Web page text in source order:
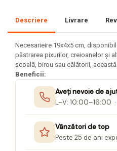
Pensule cu rezervor
Pensule scolare bucata
Pensule scolare set
Lipiciuri
Foarfece pentru copii
Hartie Creponata, Hartie
Descriere Livrare
Necesarieire 19x4x5 cm,
păstrarea pixurilor, creioanelor și
școală, birou sau călătorii,
Beneficii:
Aveți nevoie de
L–V: 10:00–16:00 ·
Vânzători de top
Peste 25 de ani